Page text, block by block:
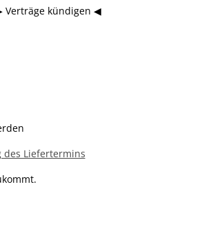
Verträge kündigen ◀
des Liefertermins